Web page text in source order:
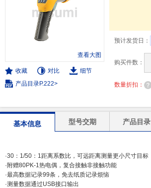
查看大图
收藏 对比
细节
产品目录P.222>
预计发货日：
购买件数：
数量折扣：
基本信息 型号交期 产品目录
·30：1/50：1距离系数比，可远距离测量更小尺寸目标
·附赠80PK-1热电偶，复合接触非接触功能
·最高数据记录99条，免去纸质记录烦恼
·测量数据通过USB接口输出